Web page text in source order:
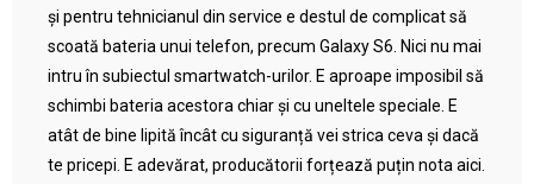
și pentru tehnicianul din service e destul de complicat să
scoată bateria unui telefon, precum Galaxy S6. Nici nu mai
intru în subiectul smartwatch-urilor. E aproape imposibil să
schimbi bateria acestora chiar și cu uneltele speciale. E
atât de bine lipită încât cu siguranță vei strica ceva și dacă
te pricepi. E adevărat, producătorii forțează puțin nota aici.